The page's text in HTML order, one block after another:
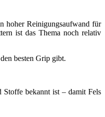
hoher Reinigungsaufwand für
ist das Thema noch relativ
besten Grip gibt.
Stoffe bekannt ist – damit Fels